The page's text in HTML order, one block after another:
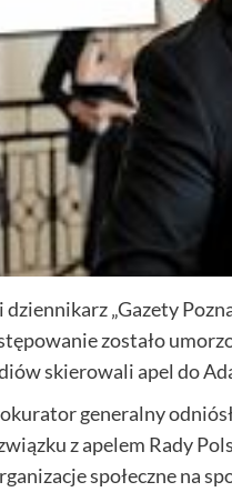
„Gazety
zostało
skierowali apel do
generalny
z apelem Rady
społeczne na